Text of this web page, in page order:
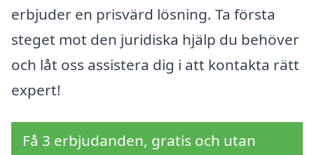
erbjuder en prisvärd lösning. Ta första
steget mot den juridiska hjälp du behöver
och låt oss assistera dig i att kontakta rätt
expert!
Få 3 erbjudanden, gratis och utan